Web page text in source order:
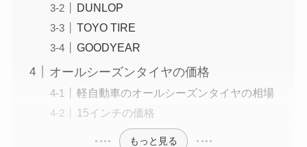
DUNLOP
TOYO TIRE
GOODYEAR
オールシーズンタイヤの価格
軽自動車のオールシーズンタイヤの相場
15インチの価格
もっと見る